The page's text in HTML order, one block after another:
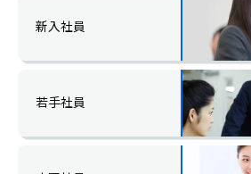
新入社員
若手社員